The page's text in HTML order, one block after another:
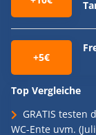
+5€
Top Vergleiche
GRATIS testen
WC-Ente uvm.